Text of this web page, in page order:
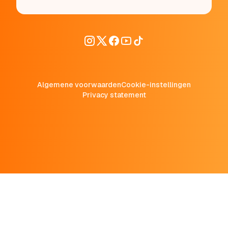
Algemene voorwaardenCookie-instellingen
Privacy statement